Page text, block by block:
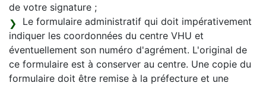
de votre signature ;
Le formulaire administratif qui doit impérativement
indiquer les coordonnées du centre VHU et
éventuellement son numéro d'agrément. L'original de
ce formulaire est à conserver au centre. Une copie du
formulaire doit être remise à la préfecture et une